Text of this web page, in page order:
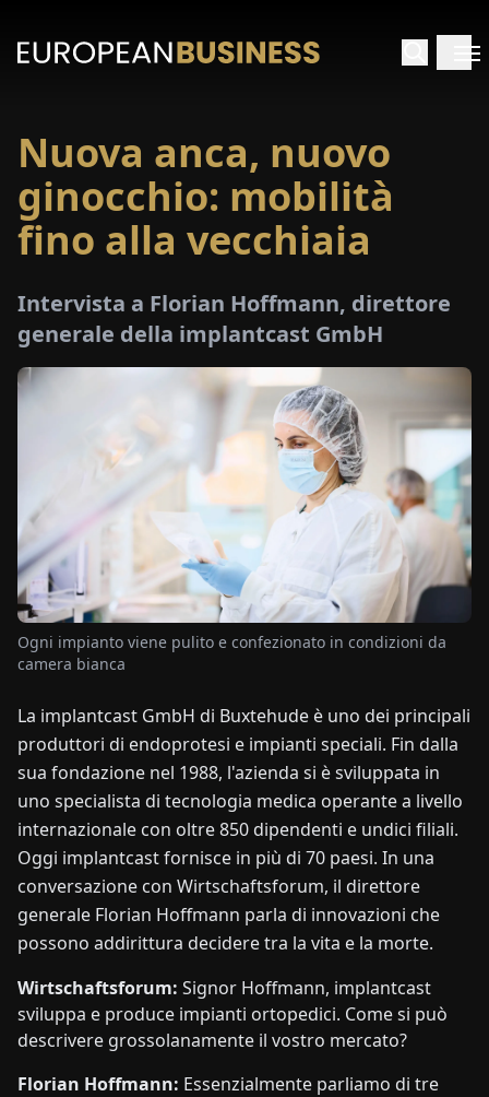
HOME
CONTATTACI
Nuova anca, nuovo
ginocchio: mobilità
fino alla vecchiaia
Intervista a Florian Hoffmann, direttore
generale della implantcast GmbH
Ogni impianto viene pulito e confezionato in condizioni da
camera bianca
La implantcast GmbH di Buxtehude è uno dei principali
produttori di endoprotesi e impianti speciali. Fin dalla
sua fondazione nel 1988, l'azienda si è sviluppata in
uno specialista di tecnologia medica operante a livello
internazionale con oltre 850 dipendenti e undici filiali.
Oggi implantcast fornisce in più di 70 paesi. In una
conversazione con Wirtschaftsforum, il direttore
generale Florian Hoffmann parla di innovazioni che
possono addirittura decidere tra la vita e la morte.
Wirtschaftsforum: Signor Hoffmann, implantcast
sviluppa e produce impianti ortopedici. Come si può
descrivere grossolanamente il vostro mercato?
Florian Hoffmann: Essenzialmente parliamo di tre